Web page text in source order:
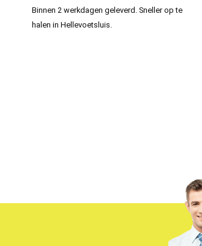
Binnen 2 werkdagen geleverd. Sneller op te
halen in Hellevoetsluis.